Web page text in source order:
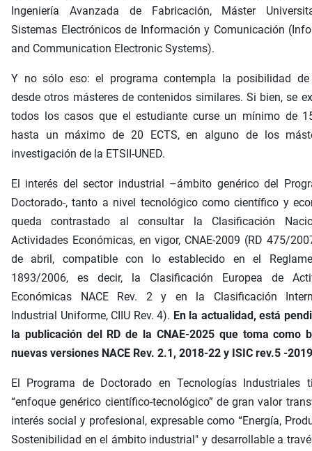
Ingeniería Avanzada de Fabricación, Máster
Sistemas Electrónicos de Información y Comunicación
and Communication Electronic Systems).
Y no sólo eso: el programa contempla la posibilidad de
desde otros másteres de contenidos similares. Si bien, se
todos los casos que el estudiante curse un mínimo de
hasta un máximo de 20 ECTS, en alguno de los
investigación de la ETSII-UNED.
El interés del sector industrial –ámbito genérico del
Doctorado-, tanto a nivel tecnológico como científico y
queda contrastado al consultar la Clasificación
Actividades Económicas, en vigor, CNAE-2009 (RD 475/
de abril, compatible con lo establecido en el
1893/2006, es decir, la Clasificación Europea de
Económicas NACE Rev. 2 y en la Clasificación
Industrial Uniforme, CIIU Rev. 4). En la actualidad, está
la publicación del RD de la CNAE-2025 que toma como
nuevas versiones NACE Rev. 2.1, 2018-22 y ISIC rev.5 -
El Programa de Doctorado en Tecnologías Industriales
“enfoque genérico científico-tecnológico” de gran valor
interés social y profesional, expresable como “Energía,
Sostenibilidad en el ámbito industrial" y desarrollable a